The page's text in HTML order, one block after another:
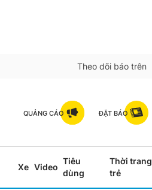
Theo dõi báo trên
QUẢNG CÁO ĐẶT BÁO
Xe Video
Tiêu
dùng
Thời trang
trẻ